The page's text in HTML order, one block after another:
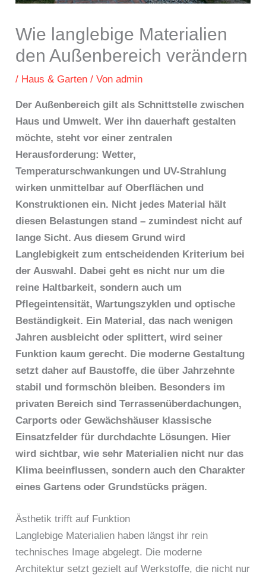
Wie langlebige Materialien
den Außenbereich verändern
/ Haus & Garten / Vonadmin
Der Außenbereich gilt als Schnittstelle zwischen
Haus und Umwelt. Wer ihn dauerhaft gestalten
möchte, steht vor einer zentralen
Herausforderung: Wetter,
Temperaturschwankungen und UV-Strahlung
wirken unmittelbar auf Oberflächen und
Konstruktionen ein. Nicht jedes Material hält
diesen Belastungen stand – zumindest nicht auf
lange Sicht. Aus diesem Grund wird
Langlebigkeit zum entscheidenden Kriterium bei
der Auswahl. Dabei geht es nicht nur um die
reine Haltbarkeit, sondern auch um
Pflegeintensität, Wartungszyklen und optische
Beständigkeit. Ein Material, das nach wenigen
Jahren ausbleicht oder splittert, wird seiner
Funktion kaum gerecht. Die moderne Gestaltung
setzt daher auf Baustoffe, die über Jahrzehnte
stabil und formschön bleiben. Besonders im
privaten Bereich sind Terrassenüberdachungen,
Carports oder Gewächshäuser klassische
Einsatzfelder für durchdachte Lösungen. Hier
wird sichtbar, wie sehr Materialien nicht nur das
Klima beeinflussen, sondern auch den Charakter
eines Gartens oder Grundstücks prägen.
Ästhetik trifft auf Funktion
Langlebige Materialien haben längst ihr rein
technisches Image abgelegt. Die moderne
Architektur setzt gezielt auf Werkstoffe, die nicht nur